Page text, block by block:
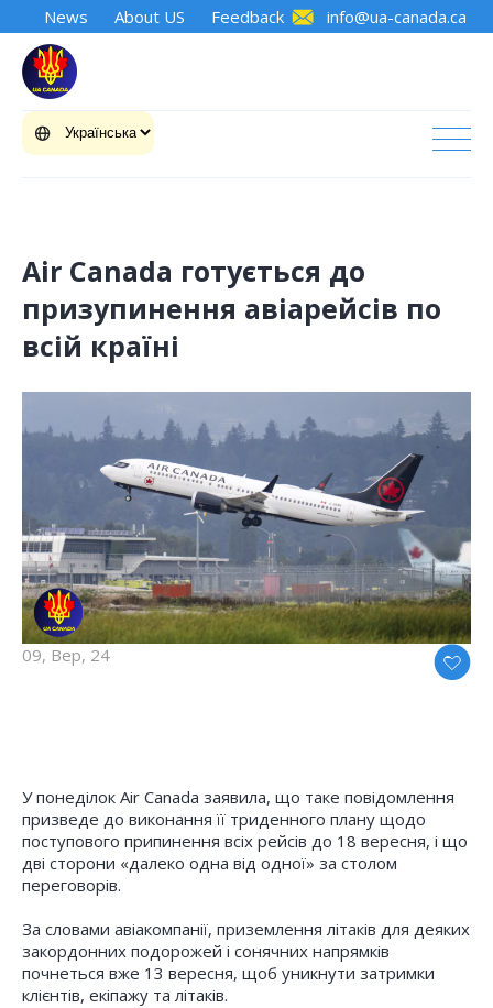
News About US Feedback info@ua-canada.ca
Air Canada готується до
призупинення авіарейсів по
всій країні
09, Вер, 24
У понеділок Air Canada заявила, що таке повідомлення
призведе до виконання її триденного плану щодо
поступового припинення всіх рейсів до 18 вересня, і що
дві сторони «далеко одна від одної» за столом
переговорів.
За словами авіакомпанії, приземлення літаків для деяких
закордонних подорожей і сонячних напрямків
почнеться вже 13 вересня, щоб уникнути затримки
клієнтів, екіпажу та літаків.